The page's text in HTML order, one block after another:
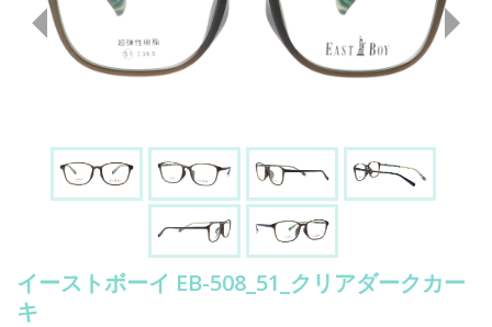
イーストボーイ EB-508_51_クリアダークカー
キ